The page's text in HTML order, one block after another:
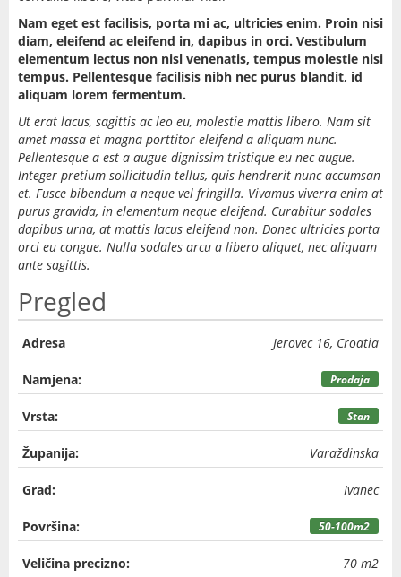
Nam eget est facilisis, porta mi ac, ultricies enim. Proin nisi
diam, eleifend ac eleifend in, dapibus in orci. Vestibulum
elementum lectus non nisl venenatis, tempus molestie nisi
tempus. Pellentesque facilisis nibh nec purus blandit, id
aliquam lorem fermentum.
Ut erat lacus, sagittis ac leo eu, molestie mattis libero. Nam sit
amet massa et magna porttitor eleifend a aliquam nunc.
Pellentesque a est a augue dignissim tristique eu nec augue.
Integer pretium sollicitudin tellus, quis hendrerit nunc accumsan
et. Fusce bibendum a neque vel fringilla. Vivamus viverra enim at
purus gravida, in elementum neque eleifend. Curabitur sodales
dapibus urna, at mattis lacus eleifend non. Donec ultricies porta
orci eu congue. Nulla sodales arcu a libero aliquet, nec aliquam
ante sagittis.
Pregled
Adresa Jerovec 16, Croatia
Namjena: Prodaja
Vrsta: Stan
Županija: Varaždinska
Grad: Ivanec
Površina: 50-100m2
Veličina precizno: 70 m2